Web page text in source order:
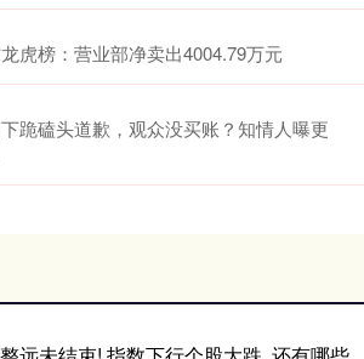
虎榜：营业部净卖出4004.79万元
跪磕头道歉，观众没买账？知情人曝更